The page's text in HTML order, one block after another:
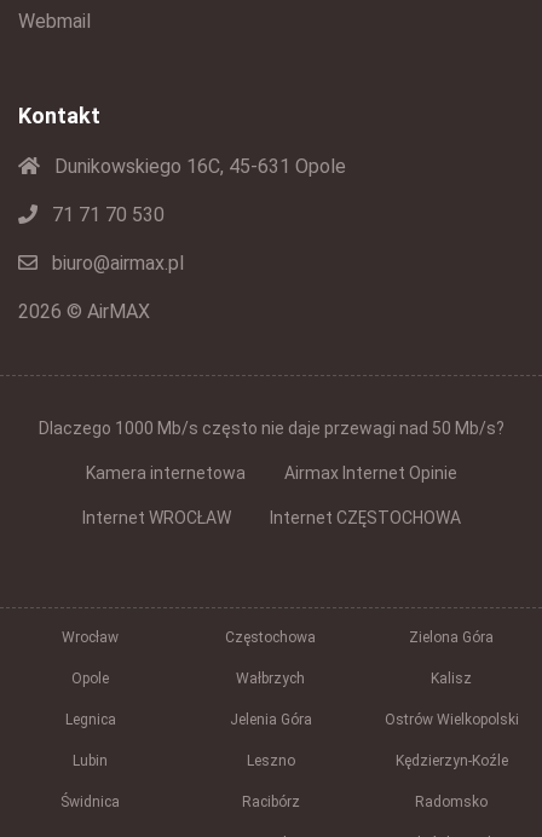
Webmail
Kontakt
Dunikowskiego 16C, 45-631 Opole
71 71 70 530
biuro@airmax.pl
2026 © AirMAX
Dlaczego 1000 Mb/s często nie daje przewagi nad 50 Mb/s?
Kamera internetowa Airmax Internet Opinie
Internet WROCŁAW Internet CZĘSTOCHOWA
Wrocław Częstochowa Zielona Góra
Opole Wałbrzych Kalisz
Legnica Jelenia Góra Ostrów Wielkopolski
Lubin Leszno Kędzierzyn-Koźle
Świdnica Racibórz Radomsko